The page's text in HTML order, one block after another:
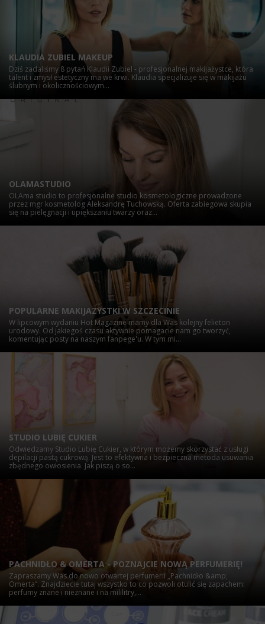
KLAUDIA ZUBIEL MAKEUP
Dziś zadaliśmy 8 pytań Klaudii Zubiel - profesjonalnej makijażystce, która
talent i zmysł estetyczny ma we krwi. Klaudia specjalizuje się w makijażu
ślubnym i okolicznościowym...
OLAMASTUDIO
OLAma studio to profesjonalne studio kosmetologiczne prowadzone
przez mgr kosmetolog Aleksandrę Tuchowską. Oferta zabiegowa skupia
się na pielęgnacji i upiększaniu twarzy oraz...
POPULARNE MAKIJAZYSTKI W SZCZECINIE
W lipcowym wydaniu Hot Magazine mamy dla Was kolejny felieton
urodowy. Od jakiegoś czasu aktywnie pomagacie nam go tworzyć,
komentując posty na naszym fanpege'u. W tym mi...
STUDIO LUBIĘ CUKIER
Odwiedzamy Studio Lubię Cukier, w którym możemy skorzystać z usługi
depilacji pastą cukrową. Jest to efektywna i bezpieczna metoda usuwania
zbędnego owłosienia. Jak piszą o so...
PACHNIDŁO & OMERTA - POZNAJCIE NOWĄ PERFUMERIĘ!
Zapraszamy Was do nowo otwartej perfumerii „Pachnidło &amp;
Omerta”. Znajdziecie tutaj wszystko to co pozwoli otulić się zapachem:
perfumy znane i nieznane i na mililitry,...